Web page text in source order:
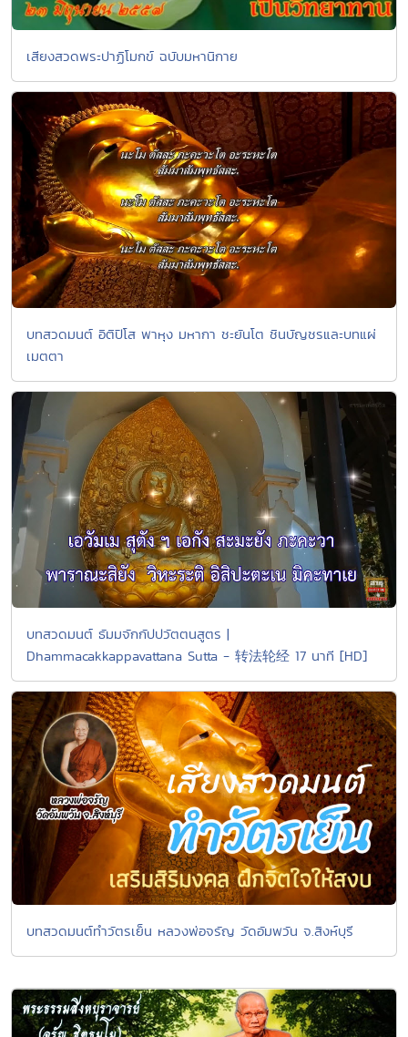
เสียงสวดพระปาฏิโมกข์ ฉบับมหานิกาย
บทสวดมนต์ อิติปิโส พาหุง มหากา ชะยันโต ชินบัญชรและบทแผ่
เมตตา
บทสวดมนต์ ธัมมจักกัปปวัตตนสูตร |
Dhammacakkappavattana Sutta - 转法轮经 17 นาที [HD]
บทสวดมนต์ทำวัตรเย็น หลวงพ่อจรัญ วัดอัมพวัน จ.สิงห์บุรี